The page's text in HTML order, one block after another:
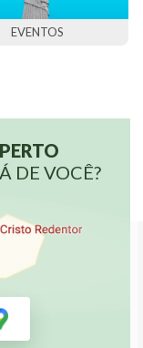
EVENTOS
DE VOCÊ?